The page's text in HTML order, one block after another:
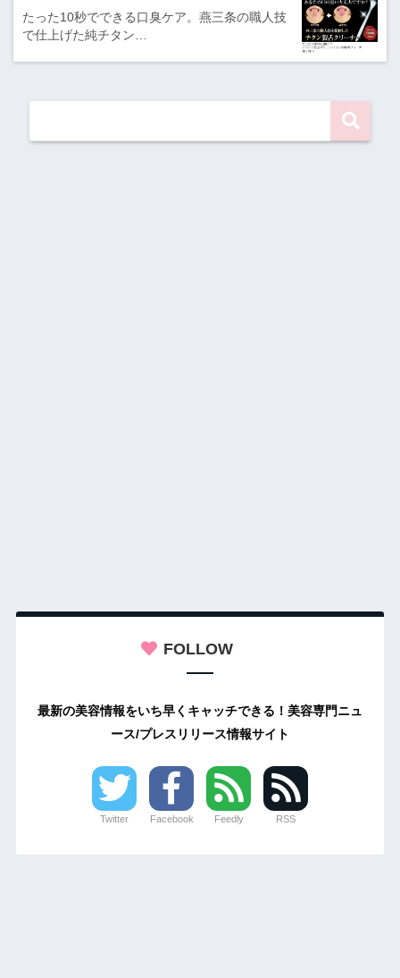
たった10秒でできる口臭ケア。燕三条の職人技
で仕上げた純チタン…
FOLLOW
最新の美容情報をいち早くキャッチできる！美容専門ニュ
ース/プレスリリース情報サイト
Twitter Facebook Feedly RSS